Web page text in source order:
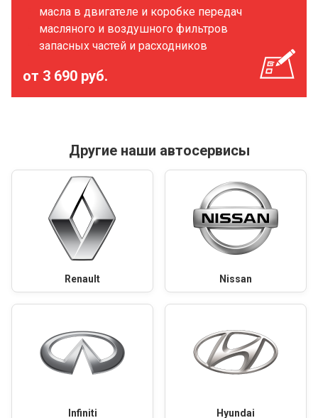
масла в двигателе и коробке передач
масляного и воздушного фильтров
запасных частей и расходников
от 3 690 руб.
Другие наши автосервисы
Renault Nissan
Infiniti Hyundai